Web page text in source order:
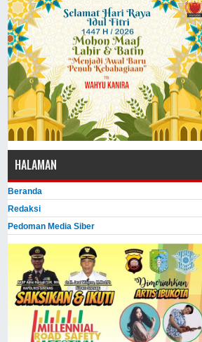
HALAMAN
Beranda
Redaksi
Pedoman Media Siber